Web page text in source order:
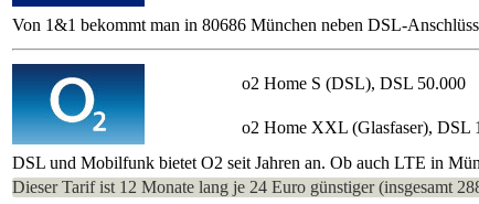
Von 1&1 bekommt man in 80686 München neben DSL-
o2 Home S (DSL), DSL 50.000
o2 Home XXL (Glasfaser), DSL
DSL und Mobilfunk bietet O2 seit Jahren an. Ob auch LTE in
Dieser Tarif ist 12 Monate lang je 24 Euro günstiger (insgesamt